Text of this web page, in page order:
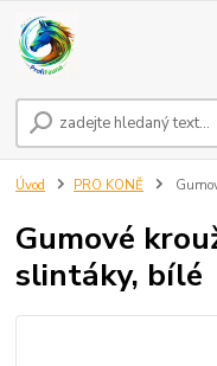
Úvod PRO KONĚ
Gumové
slintáky, bílé